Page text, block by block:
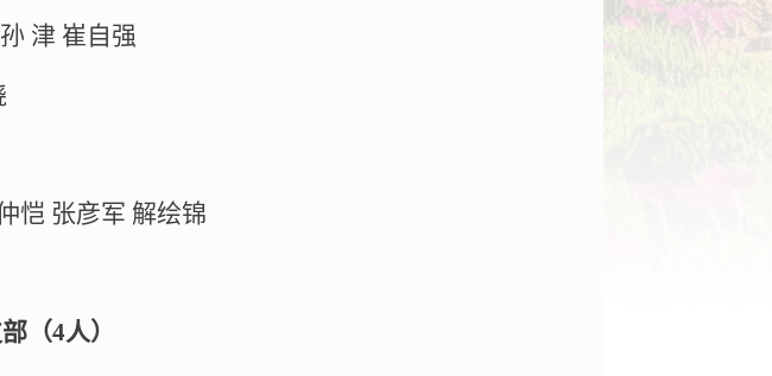
孙 津 崔自强
恺 张彦军 解绘锦
（4人）